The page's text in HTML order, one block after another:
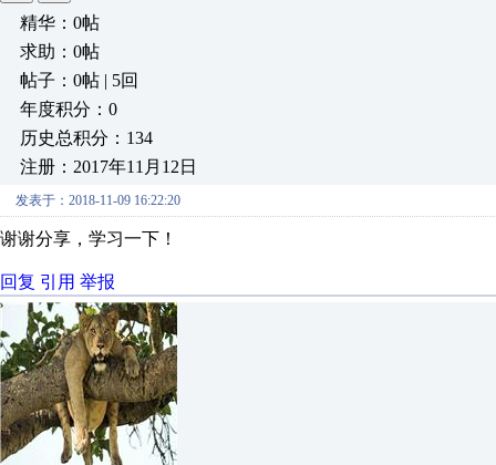
精华：0帖
求助：0帖
帖子：0帖 | 5回
年度积分：0
历史总积分：134
注册：2017年11月12日
发表于：2018-11-09 16:22:20
谢谢分享，学习一下！
回复 引用 举报